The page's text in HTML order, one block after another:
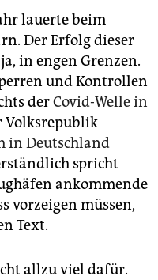
lauerte beim
Der Erfolg dieser
in engen Grenzen.
und Kontrollen
derCovid-Welle in
Volksrepublik
in Deutschland
spricht
ankommende
vorzeigen müssen,
Text.
allzu viel dafür.